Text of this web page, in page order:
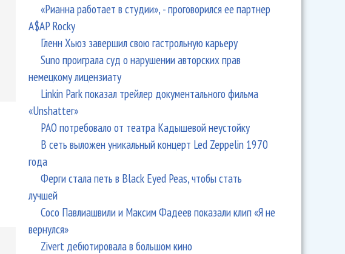
«Рианна работает в студии», - проговорился ее партнер
A$AP Rocky
Гленн Хьюз завершил свою гастрольную карьеру
Suno проиграла суд о нарушении авторских прав
немецкому лицензиату
Linkin Park показал трейлер документального фильма
«Unshatter»
РАО потребовало от театра Кадышевой неустойку
В сеть выложен уникальный концерт Led Zeppelin 1970
года
Ферги стала петь в Black Eyed Peas, чтобы стать
лучшей
Сосо Павлиашвили и Максим Фадеев показали клип «Я не
вернулся»
Zivert дебютировала в большом кино